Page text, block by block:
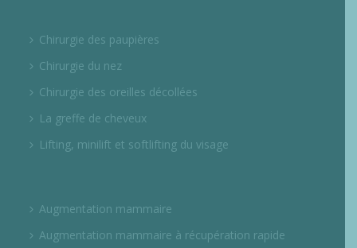
Chirurgie des paupières
Chirurgie du nez
Chirurgie des oreilles décollées
La greffe de cheveux
Lifting, minilift et softlifting du visage
Augmentation mammaire
Augmentation mammaire à récupération rapide